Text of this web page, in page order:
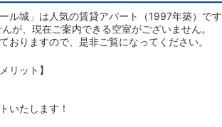
ル城」は人気の賃貸アパート（1997年築）です
が、現在ご案内できる空室がございません。
りますので、是非ご覧になってください。
リット】
いたします！